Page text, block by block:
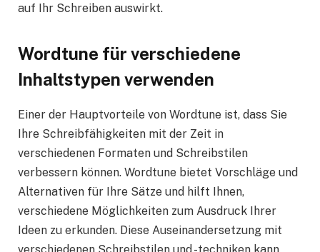
auf Ihr Schreiben auswirkt.
Wordtune für verschiedene
Inhaltstypen verwenden
Einer der Hauptvorteile von Wordtune ist, dass Sie
Ihre Schreibfähigkeiten mit der Zeit in
verschiedenen Formaten und Schreibstilen
verbessern können. Wordtune bietet Vorschläge und
Alternativen für Ihre Sätze und hilft Ihnen,
verschiedene Möglichkeiten zum Ausdruck Ihrer
Ideen zu erkunden. Diese Auseinandersetzung mit